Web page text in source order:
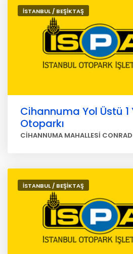
İSTANBUL / BEŞİKTAŞ
Cihannuma Yol Üstü 1
Otoparkı
CİHANNUMA MAHALLESİ
İSTANBUL / BEŞİKTAŞ